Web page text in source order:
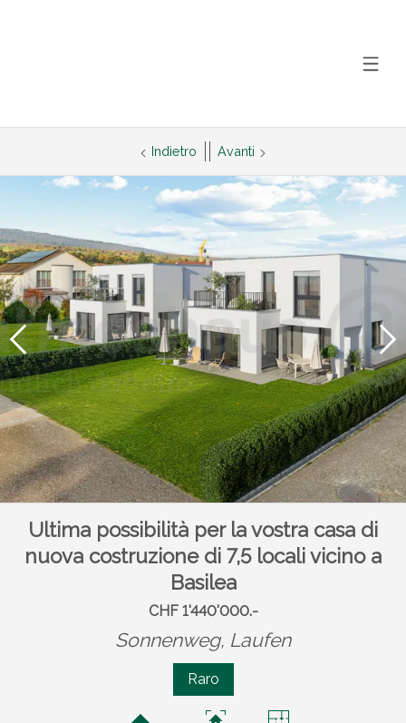
Indietro Avanti
Ultima possibilità per la vostra casa di
nuova costruzione di 7,5 locali vicino a
Basilea
CHF 1'440'000.-
Sonnenweg, Laufen
Raro